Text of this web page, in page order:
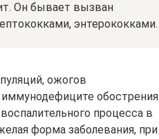
Он бывает вызван
энтерококками.
ожогов
обострения
процесса в
форма заболевания, при